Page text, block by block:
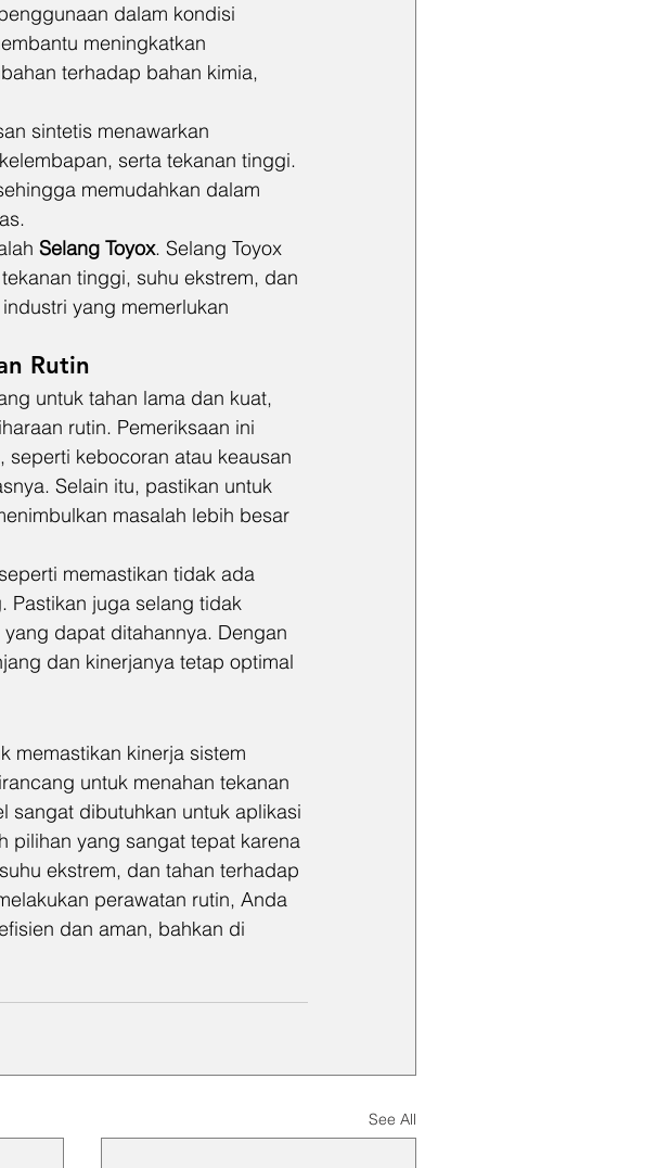
dalam kondisi
meningkatkan
terhadap bahan kimia,
sintetis menawarkan
serta tekanan tinggi.
memudahkan dalam
Selang Toyox. Selang Toyox
tinggi, suhu ekstrem, dan
yang memerlukan
Rutin
untuk tahan lama dan kuat,
rutin. Pemeriksaan ini
seperti kebocoran atau keausan
Selain itu, pastikan untuk
masalah lebih besar
memastikan tidak ada
Pastikan juga selang tidak
dapat ditahannya. Dengan
dan kinerjanya tetap optimal
memastikan kinerja sistem
untuk menahan tekanan
sangat dibutuhkan untuk aplikasi
pilihan yang sangat tepat karena
ekstrem, dan tahan terhadap
perawatan rutin, Anda
dan aman, bahkan di
See All